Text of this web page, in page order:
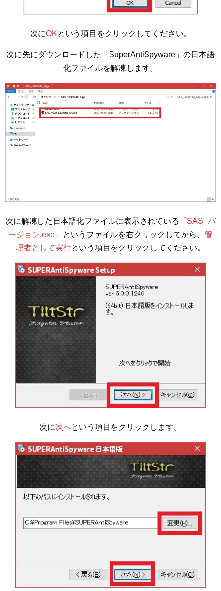
次にOKという項目をクリックしてください。
次に先にダウンロードした「SuperAntiSpyware」の日本語
化ファイルを解凍します。
次に解凍した日本語化ファイルに表示されている
「SAS_バ
ージョン.exe」
というファイルを右クリックしてから、 管
理者として実行という項目をクリックしてください。
次に次へという項目をクリックします。